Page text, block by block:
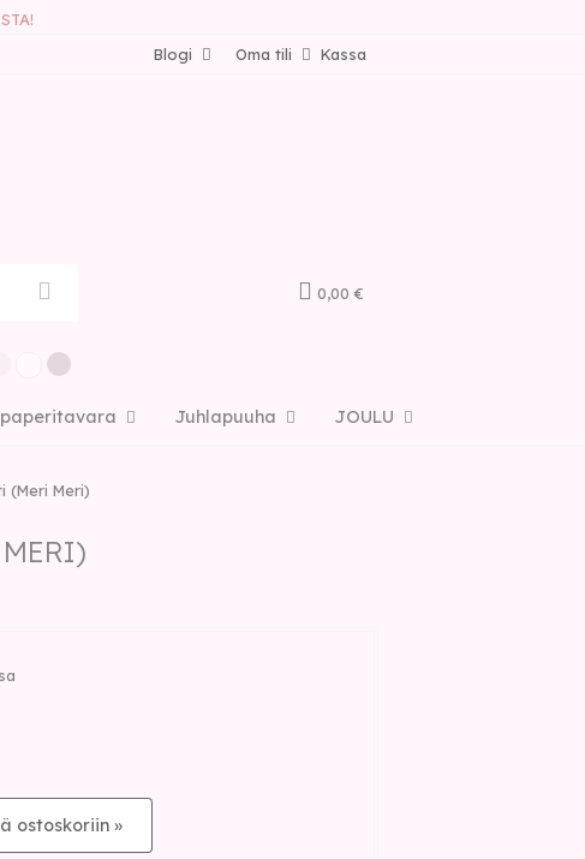
Kassa
Oma tili
Blogi
0,00 €
Juhlapuuha JOULU
(Meri Meri)
ostoskoriin »